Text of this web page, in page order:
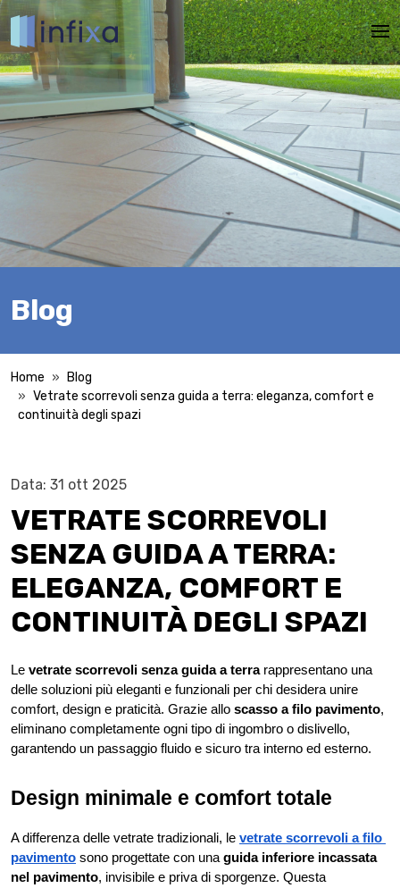
Blog
Home
Blog
Vetrate scorrevoli senza guida a terra: eleganza, comfort e
continuità degli spazi
Data: 31 ott 2025
VETRATE SCORREVOLI
SENZA GUIDA A TERRA:
ELEGANZA, COMFORT E
CONTINUITÀ DEGLI SPAZI
Le vetrate scorrevoli senza guida a terra rappresentano una
delle soluzioni più eleganti e funzionali per chi desidera unire
comfort, design e praticità. Grazie allo scasso a filo pavimento,
eliminano completamente ogni tipo di ingombro o dislivello,
garantendo un passaggio fluido e sicuro tra interno ed esterno.
Design minimale e comfort totale
A differenza delle vetrate tradizionali, le vetrate scorrevoli a filo
pavimento sono progettate con una guida inferiore incassata
nel pavimento, invisibile e priva di sporgenze. Questa